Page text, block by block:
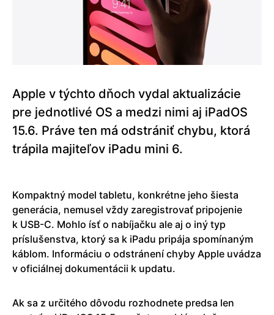
Apple v týchto dňoch vydal aktualizácie
pre jednotlivé OS a medzi nimi aj iPadOS
15.6. Práve ten má odstrániť chybu, ktorá
trápila majiteľov iPadu mini 6.
Kompaktný model tabletu, konkrétne jeho šiesta
generácia, nemusel vždy zaregistrovať pripojenie
k USB-C. Mohlo ísť o nabíjačku ale aj o iný typ
príslušenstva, ktorý sa k iPadu pripája spomínaným
káblom. Informáciu o odstránení chyby Apple uvádza
v oficiálnej dokumentácii k updatu.
Ak sa z určitého dôvodu rozhodnete predsa len